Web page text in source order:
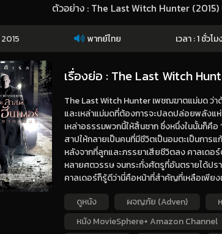
ตัวอย่าง : The Last Witch Hunter
2015 พากย์ไทย เวลา : 1 ชั่วโ
เรื่องย่อ : The Last Witch
The Last Witch Hunter เพชฌฆาตแม่มด ว่
และเหล่าแม่มดที่ต้องการจะปลดปล่อยพลังแ
เหล่าอธรรมพวกนี้ให้สิ้นซาก ซึ่งหนึ่งในนั้นก็คือ
สาปให้กลายเป็นคนที่มีชีวิตเป็นอมตะเป็นการ
หลังจากที่ลูกและภรรยาเสียชีวิตลง คาลเดอ
หลายศตวรรษ จนกระทั่งศัตรูที่อันตรายได้ป
คาลเดอร์ก็รู้ดีว่านี่คือหน้าที่สำคัญที่เหลือเพียง
ดูหนัง
ผจญภัย (Adven)
หนัง MovieSphere+ Amazon Channel